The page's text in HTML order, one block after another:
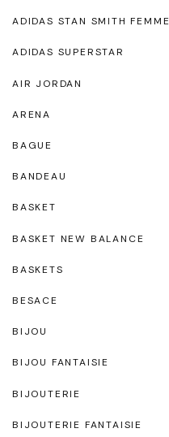
ADIDAS STAN SMITH FEMME
ADIDAS SUPERSTAR
AIR JORDAN
ARENA
BAGUE
BANDEAU
BASKET
BASKET NEW BALANCE
BASKETS
BESACE
BIJOU
BIJOU FANTAISIE
BIJOUTERIE
BIJOUTERIE FANTAISIE